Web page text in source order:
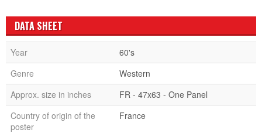
DATA SHEET
Year
60's
Genre
Western
Approx. size in inches
FR - 47x63 - One Panel
Country of origin of the
poster
France